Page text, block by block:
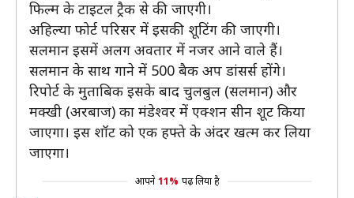
फिल्म के टाइटल ट्रैक से की जाएगी।
अहिल्या फोर्ट परिसर में इसकी शूटिंग की जाएगी।
सलमान इसमें अलग अवतार में नजर आने वाले हैं।
सलमान के साथ गाने में 500 बैक अप डांसर्स होंगे।
रिपोर्ट के मुताबिक इसके बाद चुलबुल (सलमान) और
मक्खी (अरबाज) का मंडेश्वर में एक्शन सीन शूट किया
जाएगा। इस शॉट को एक हफ्ते के अंदर खत्म कर लिया
जाएगा।
आपने 11% पढ़ लिया है